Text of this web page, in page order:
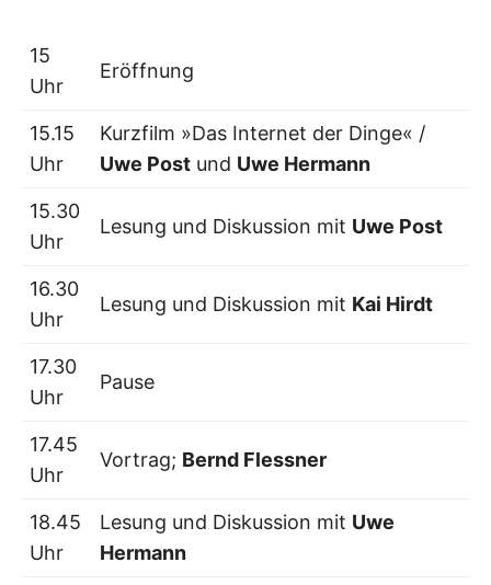
15
Uhr
Eröffnung
15.15
Uhr
Kurzfilm »Das Internet der Dinge« /
Uwe Post und Uwe Hermann
15.30
Uhr
Lesung und Diskussion mit Uwe Post
16.30
Uhr
Lesung und Diskussion mit Kai Hirdt
17.30
Uhr
Pause
17.45
Uhr
Vortrag; Bernd Flessner
18.45
Uhr
Lesung und Diskussion mit Uwe
Hermann